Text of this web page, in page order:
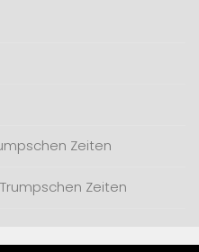
Zeiten
Zeiten